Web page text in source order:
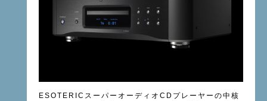
ESOTERICスーパーオーディオCDプレーヤーの中核